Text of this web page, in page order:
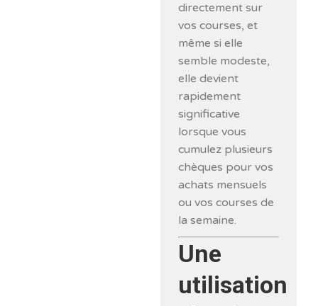
directement sur
vos courses, et
même si elle
semble modeste,
elle devient
rapidement
significative
lorsque vous
cumulez plusieurs
chèques pour vos
achats mensuels
ou vos courses de
la semaine.
Une
utilisation